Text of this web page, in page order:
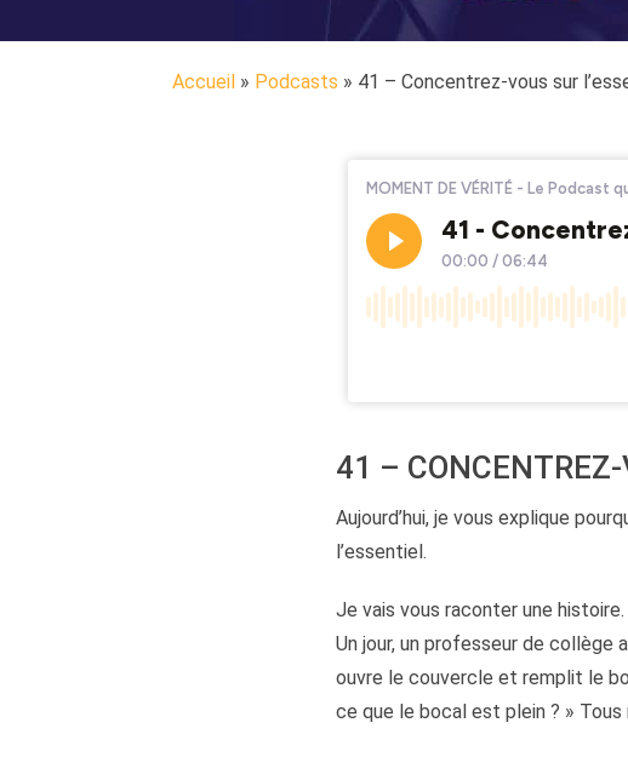
Accueil » Podcasts » 41 – Concentrez-vous sur
41 – CONCENTREZ-
Aujourd’hui, je vous explique
l’essentiel.
Je vais vous raconter une histoire.
Un jour, un professeur de collège
ouvre le couvercle et remplit le
ce que le bocal est plein ? » Tous